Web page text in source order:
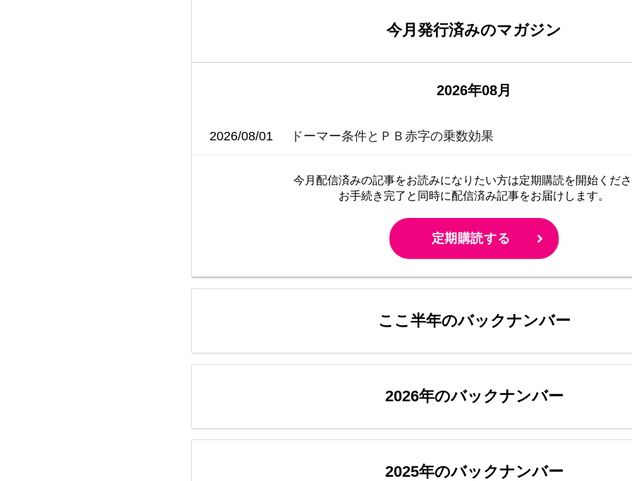
今月発行済みのマガジン
2026年08月
2026/08/01 ドーマー条件とＰＢ赤字の乗数効果
今月配信済みの記事をお読みになりたい方は定期購読を開始くだ
お手続き完了と同時に配信済み記事をお届けします。
定期購読する
ここ半年のバックナンバー
2026年のバックナンバー
2025年のバックナンバー